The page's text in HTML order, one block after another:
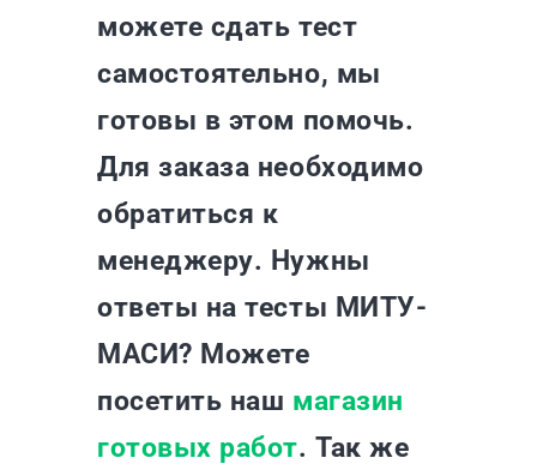
можете сдать тест
самостоятельно, мы
готовы в этом помочь.
Для заказа необходимо
обратиться к
менеджеру. Нужны
ответы на тесты МИТУ-
МАСИ? Можете
посетить наш магазин
готовых работ. Так же